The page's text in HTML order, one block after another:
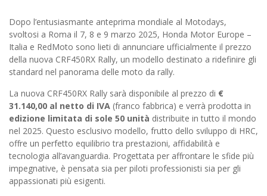
Dopo l’entusiasmante anteprima mondiale al Motodays,
svoltosi a Roma il 7, 8 e 9 marzo 2025, Honda Motor Europe –
Italia e RedMoto sono lieti di annunciare ufficialmente il prezzo
della nuova CRF450RX Rally, un modello destinato a ridefinire gli
standard nel panorama delle moto da rally.
La nuova CRF450RX Rally sarà disponibile al prezzo di €
31.140,00 al netto di IVA (franco fabbrica) e verrà prodotta in
edizione limitata di sole 50 unità distribuite in tutto il mondo
nel 2025. Questo esclusivo modello, frutto dello sviluppo di HRC,
offre un perfetto equilibrio tra prestazioni, affidabilità e
tecnologia all’avanguardia. Progettata per affrontare le sfide più
impegnative, è pensata sia per piloti professionisti sia per gli
appassionati più esigenti.